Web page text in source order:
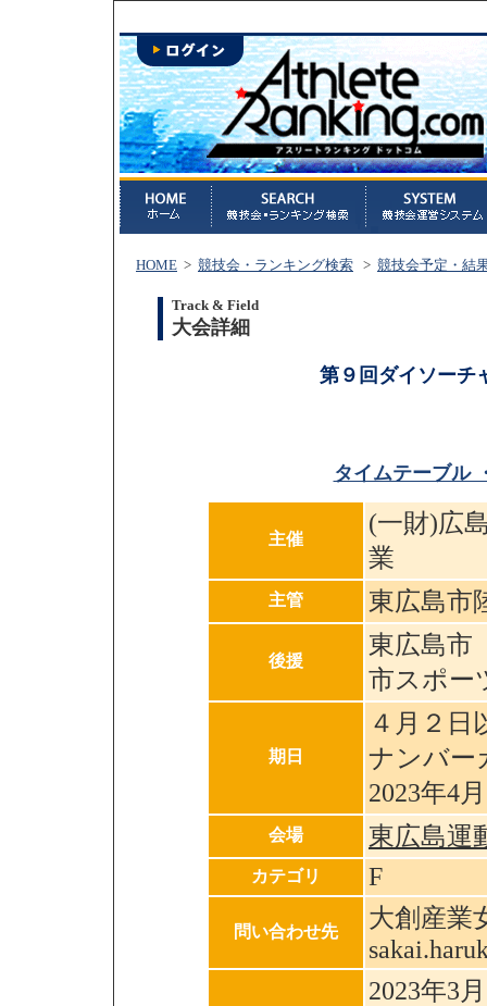
HOME > 競技会・ランキング検索 > 競技会予定・結
Track & Field
大会詳細
第９回ダイソーチ
タイムテーブル
主催
(一財)広
業
主管 東広島市
後援
東広島
市スポー
期日
４月２日
ナンバー
2023年4
会場 東広島運
カテゴリ F
問い合わせ先
大創産業
2023年3